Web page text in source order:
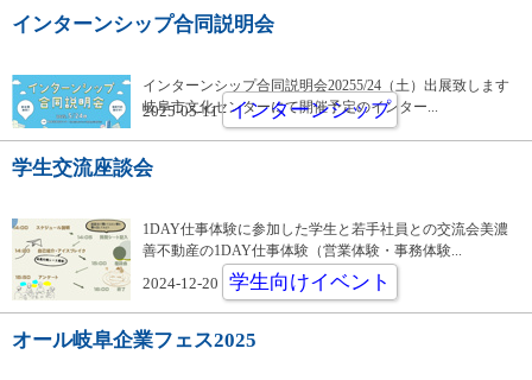
インターンシップ合同説明会
インターンシップ合同説明会20255/24（土）出展致します
岐阜市文化センターにて開催予定のインター...
2025-05-11 インターンシップ
学生交流座談会
1DAY仕事体験に参加した学生と若手社員との交流会美濃
善不動産の1DAY仕事体験（営業体験・事務体験...
2024-12-20
学生向けイベント
オール岐阜企業フェス2025